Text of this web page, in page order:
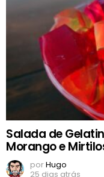
Salada de
Morango e
porHugo
25 dias atrás